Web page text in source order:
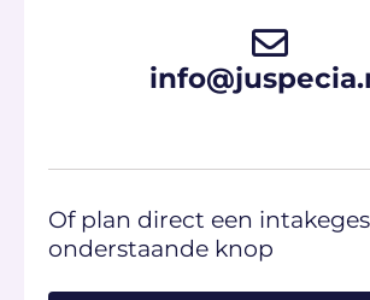
Of plan direct een
onderstaande knop​